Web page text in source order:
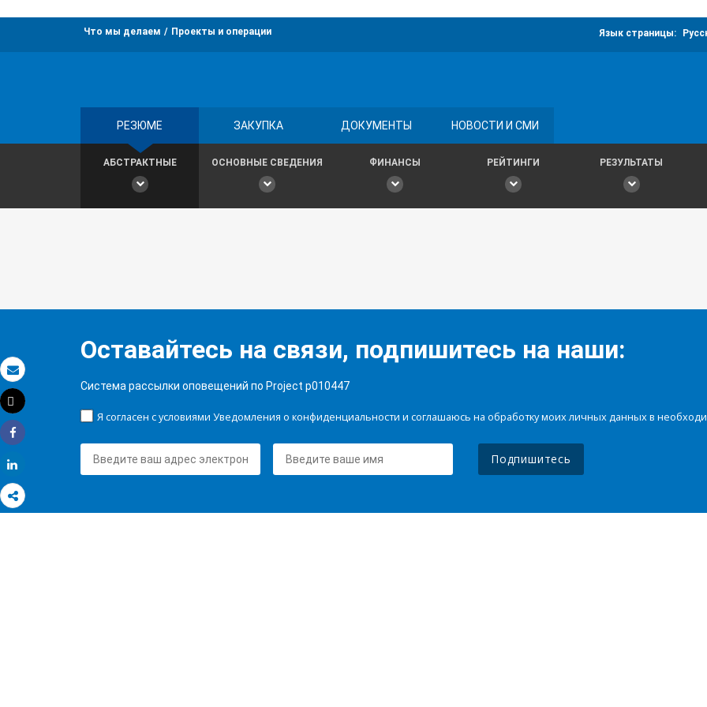
Электронная почта
Распечатать
Tweet
Share
Что мы делаем Проекты и операции Язык страницы:
РЕЗЮМЕ ЗАКУПКА ДОКУМЕНТЫ НОВОСТИ И СМИ
АБСТРАКТНЫЕ ОСНОВНЫЕ СВЕДЕНИЯ ФИНАНСЫ РЕЙТИНГИ РЕЗУЛЬТАТЫ
Оставайтесь на связи, подпишитесь на наши:
Система рассылки оповещений по Project p010447
Я согласен с условиями Уведомления о конфиденциальности и соглашаюсь на обработку моих личных данных в
Подпишитесь